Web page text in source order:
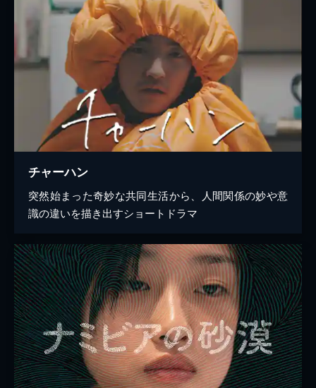
チャーハン
突然始まった奇妙な共同生活から、人間関係の妙や意
識の違いを描き出すショートドラマ